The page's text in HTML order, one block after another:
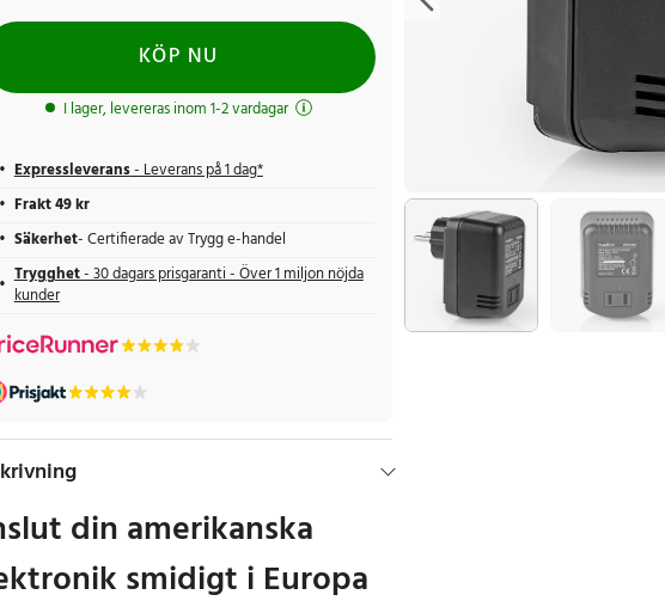
KÖP NU
I lager, levereras inom 1-2 vardagar
Expressleverans- Leverans på 1 dag*
Frakt 49 kr
Säkerhet- Certifierade av Trygg e-handel
Trygghet- 30 dagars prisgaranti - Över 1 miljon nöjda
kunder
din amerikanska
smidigt i Europa